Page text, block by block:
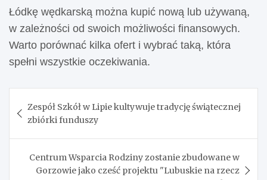
Łódkę wędkarską można kupić nową lub używaną,
w zależności od swoich możliwości finansowych.
Warto porównać kilka ofert i wybrać taką, która
spełni wszystkie oczekiwania.
wpisu
Zespół Szkół w Lipie kultywuje tradycję świątecznej
zbiórki funduszy
Centrum Wsparcia Rodziny zostanie zbudowane w
Gorzowie jako cześć projektu "Lubuskie na rzecz